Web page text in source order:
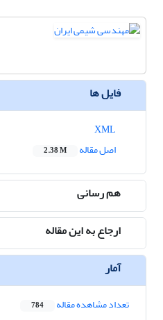
فایل ها
اصل مقاله
2.38 M
هم رسانی
ارجاع به این مقاله
آمار
تعداد مشاهده مقاله 784